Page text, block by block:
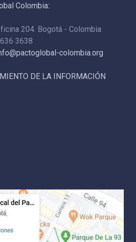
Colombia:
204. Bogotá - Colombia
3638
colombia.org
DE LA INFORMACIÓN